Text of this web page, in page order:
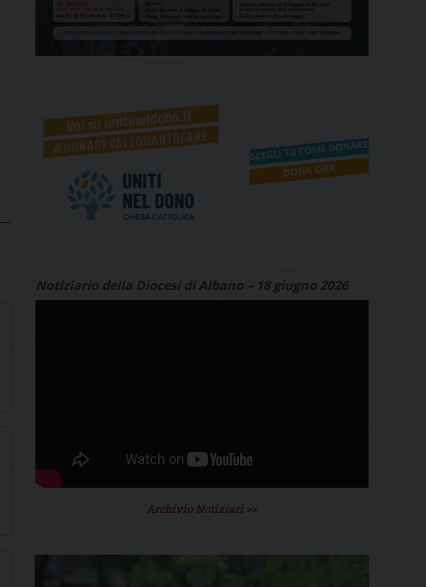
Notiziario della Diocesi di Albano – 18 giugno 2026
Archivio Notiziari >>